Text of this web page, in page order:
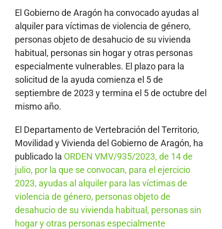
El Gobierno de Aragón ha convocado ayudas al
alquiler para víctimas de violencia de género,
personas objeto de desahucio de su vivienda
habitual, personas sin hogar y otras personas
especialmente vulnerables. El plazo para la
solicitud de la ayuda comienza el 5 de
septiembre de 2023 y termina el 5 de octubre del
mismo año.
El Departamento de Vertebración del Territorio,
Movilidad y Vivienda del Gobierno de Aragón, ha
publicado la ORDEN VMV/935/2023, de 14 de
julio, por la que se convocan, para el ejercicio
2023, ayudas al alquiler para las víctimas de
violencia de género, personas objeto de
desahucio de su vivienda habitual, personas sin
hogar y otras personas especialmente